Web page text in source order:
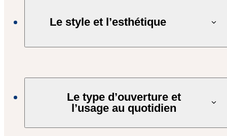
Le style et l’esthétique
Le type d’ouverture et
l’usage au quotidien